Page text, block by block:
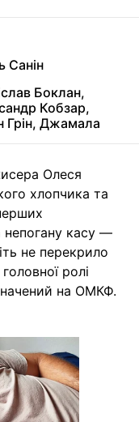
Санін
Боклан,
Кобзар,
Грін, Джамала
Олеся
хлопчика та
непогану касу —
не перекрило
ролі
на ОМКФ.